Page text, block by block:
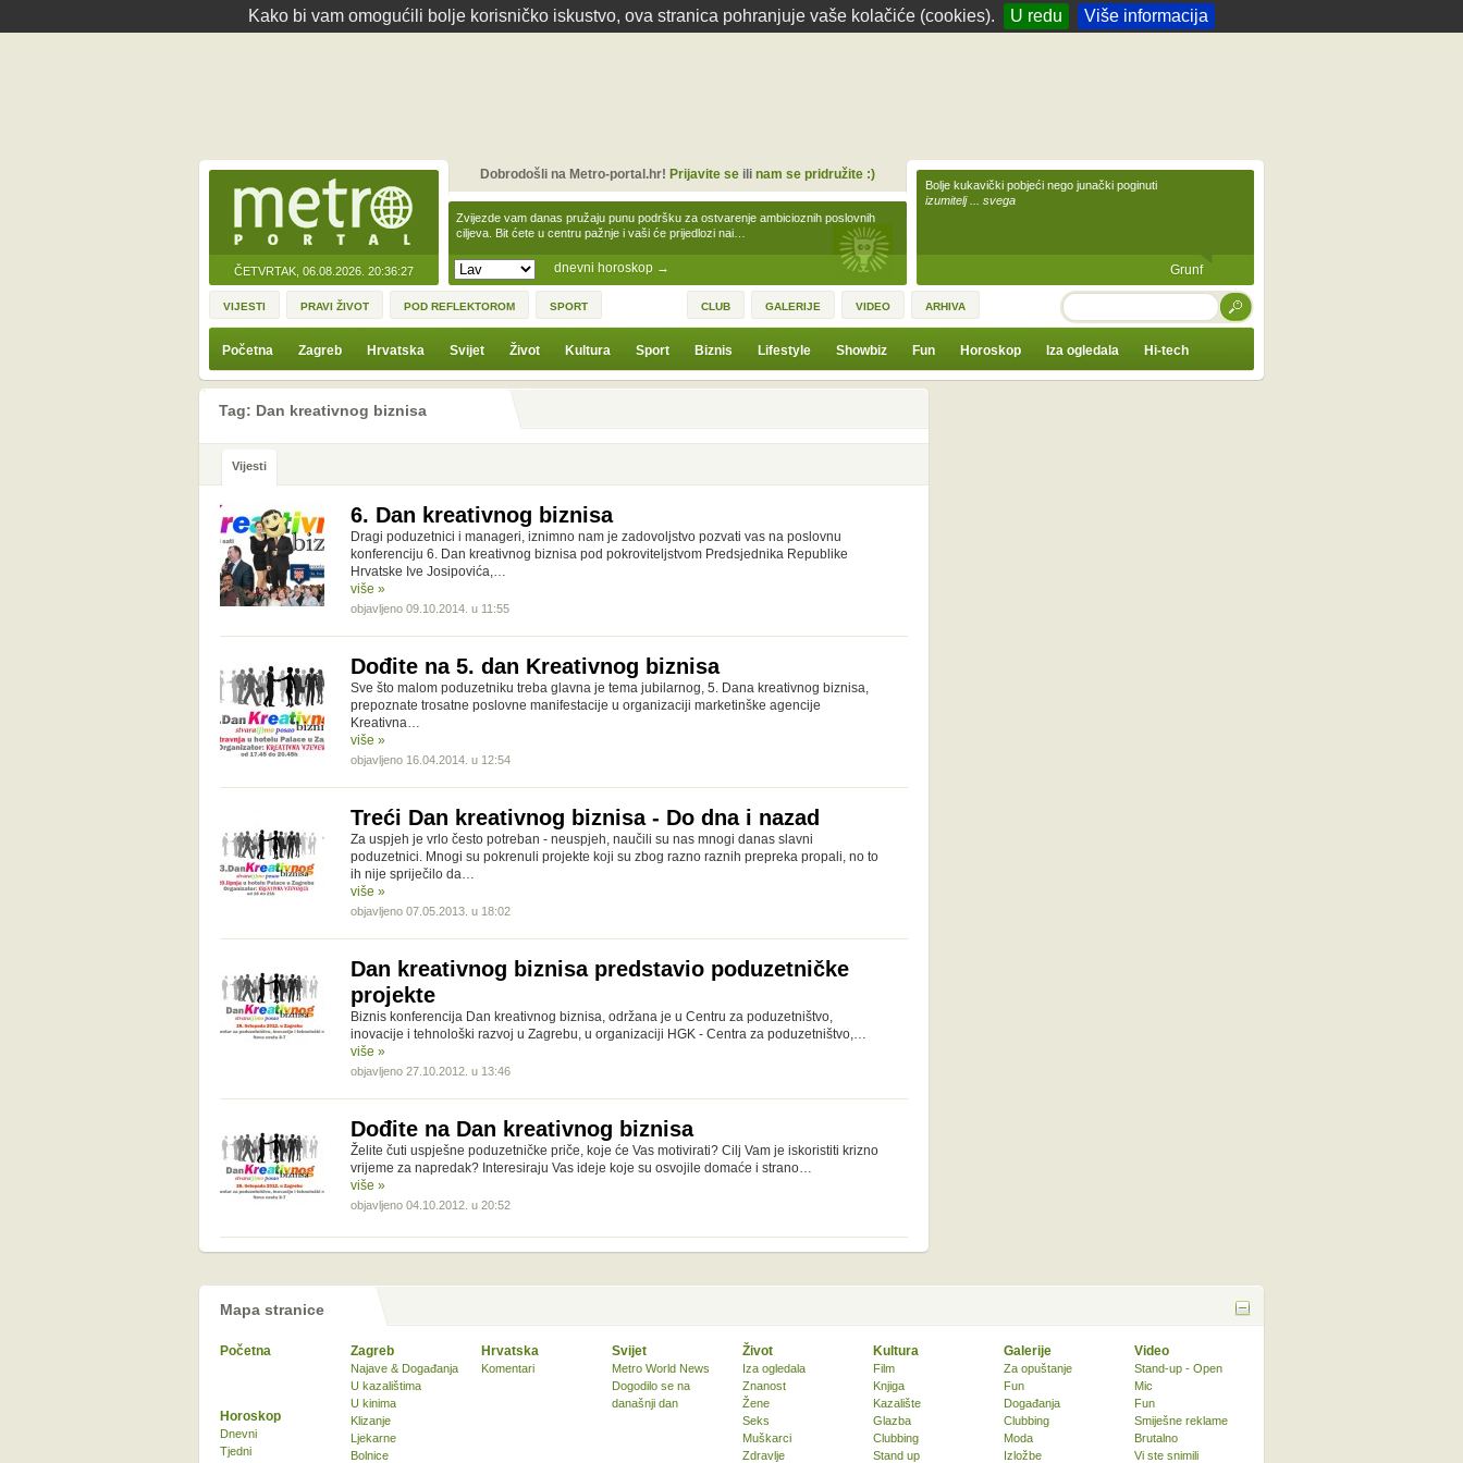
Kako bi vam omogućili bolje korisničko iskustvo, ova stranica pohranjuje vaše kolačiće (cookies). U redu Više informacija
ČETVRTAK, 06.08.2026. 20:36:27 dnevni horoskop →
Zvijezde vam danas pružaju punu podršku za ostvarenje ambicioznih poslovnih
ciljeva. Bit ćete u centru pažnje i vaši će prijedlozi nai…
Dobrodošli na Metro-portal.hr! Prijavite seili nam se pridružite :)
Bolje kukavički pobjeći nego junački poginuti
izumitelj ... svega
Grunf
VIJESTI PRAVI ŽIVOT POD REFLEKTOROM SPORT CLUB GALERIJE VIDEO ARHIVA TRAŽI
Početna Zagreb Hrvatska Svijet Život Kultura Sport Biznis Lifestyle Showbiz Fun Horoskop Iza ogledala Hi-tech
Tag: Dan kreativnog biznisa
Vijesti
6. Dan kreativnog biznisa
Dragi poduzetnici i manageri, iznimno nam je zadovoljstvo pozvati vas na poslovnu
konferenciju 6. Dan kreativnog biznisa pod pokroviteljstvom Predsjednika Republike
Hrvatske Ive Josipovića,…
više »
objavljeno 09.10.2014. u 11:55
Dođite na 5. dan Kreativnog biznisa
Sve što malom poduzetniku treba glavna je tema jubilarnog, 5. Dana kreativnog biznisa,
prepoznate trosatne poslovne manifestacije u organizaciji marketinške agencije
Kreativna…
više »
objavljeno 16.04.2014. u 12:54
Treći Dan kreativnog biznisa - Do dna i nazad
Za uspjeh je vrlo često potreban - neuspjeh, naučili su nas mnogi danas slavni
poduzetnici. Mnogi su pokrenuli projekte koji su zbog razno raznih prepreka propali, no to
ih nije spriječilo da…
više »
objavljeno 07.05.2013. u 18:02
Dan kreativnog biznisa predstavio poduzetničke
projekte
Biznis konferencija Dan kreativnog biznisa, održana je u Centru za poduzetništvo,
inovacije i tehnološki razvoj u Zagrebu, u organizaciji HGK - Centra za poduzetništvo,…
više »
objavljeno 27.10.2012. u 13:46
Dođite na Dan kreativnog biznisa
Želite čuti uspješne poduzetničke priče, koje će Vas motivirati? Cilj Vam je iskoristiti krizno
vrijeme za napredak? Interesiraju Vas ideje koje su osvojile domaće i strano…
više »
objavljeno 04.10.2012. u 20:52
Mapa stranice
Početna Zagreb
Najave & Događanja
U kazalištima
U kinima
Klizanje
Ljekarne
Bolnice
Hrvatska
Komentari
Svijet
Metro World News
Dogodilo se na
današnji dan
Život
Iza ogledala
Znanost
Žene
Seks
Muškarci
Zdravlje
Kultura
Film
Knjiga
Kazalište
Glazba
Clubbing
Stand up
Horoskop
Dnevni
Tjedni
Galerije
Za opuštanje
Fun
Događanja
Clubbing
Moda
Izložbe
Video
Stand-up - Open
Mic
Fun
Smiješne reklame
Brutalno
Vi ste snimili